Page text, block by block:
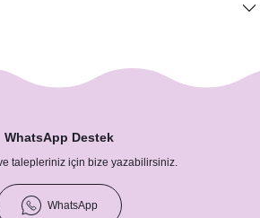
WhatsApp Destek
talepleriniz için bize yazabilirsiniz.
WhatsApp